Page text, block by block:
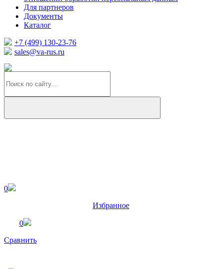
Для партнеров
Документы
Каталог
+7 (499) 130-23-76
sales@va-rus.ru
0
Избранное
0
Сравнить